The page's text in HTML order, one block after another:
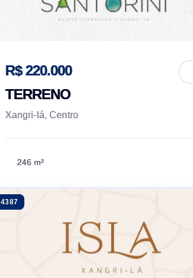
R$ 220.000
TERRENO
Xangri-lá, Centro
246 m²
4387